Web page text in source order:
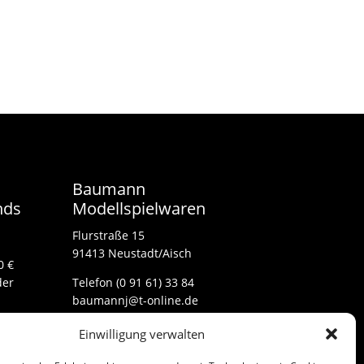
Einwilligung verwalten
€
Baumann
Modellspielwaren
Flurstraße 15
91413 Neustadt/Aisch
Telefon (0 91 61) 33 84
baumannj@t-online.de